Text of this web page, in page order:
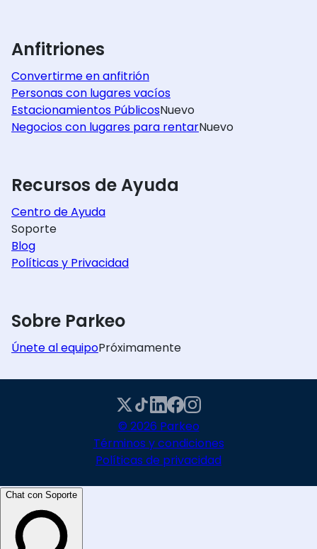
Anfitriones
Convertirme en anfitrión
Personas con lugares vacíos
Estacionamientos PúblicosNuevo
Negocios con lugares para rentarNuevo
Recursos de Ayuda
Centro de Ayuda
Soporte
Blog
Políticas y Privacidad
Sobre Parkeo
Únete al equipoPróximamente
© 2026 Parkeo
Términos y condiciones
Políticas de privacidad
Chat con Soporte